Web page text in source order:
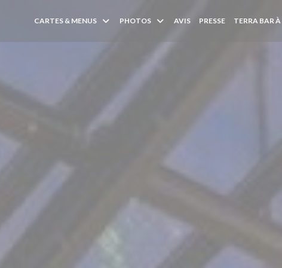
CARTES & MENUS PHOTOS AVIS PRESSE TERRA BAR